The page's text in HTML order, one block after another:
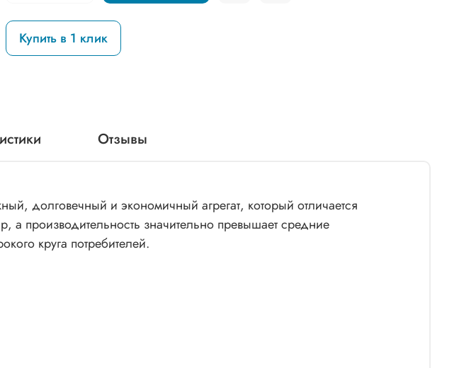
Купить в 1 клик
Отзывы
долговечный и экономичный агрегат, который отличается
а производительность значительно превышает средние
круга потребителей.